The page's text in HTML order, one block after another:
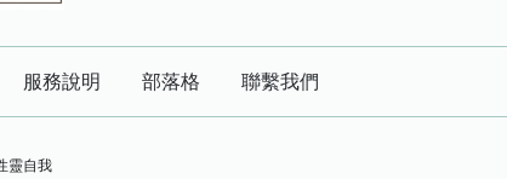
服務說明 部落格 聯繫我們
靈自我